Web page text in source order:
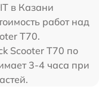
в Казани
работ над
T70.
Scooter T70 по
3-4 часа при